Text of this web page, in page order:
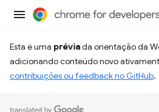
Esta é uma préviada orientação da
adicionando conteúdo novo
contribuições ou feedback no GitHub.